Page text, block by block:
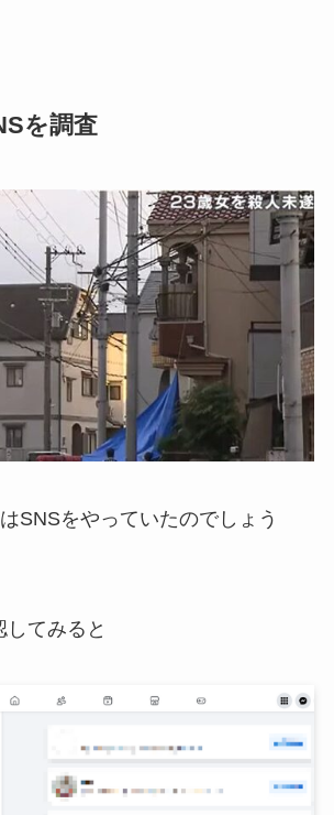
を調査
SNSをやっていたのでしょう
てみると